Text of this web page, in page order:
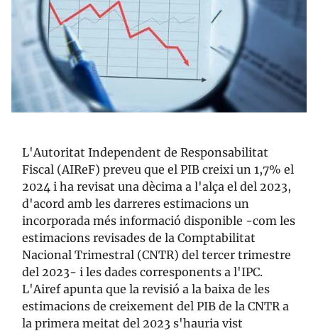
L'Autoritat Independent de Responsabilitat
Fiscal (AIReF) preveu que el PIB creixi un 1,7% el
2024 i ha revisat una dècima a l'alça el del 2023,
d'acord amb les darreres estimacions un
incorporada més informació disponible -com les
estimacions revisades de la Comptabilitat
Nacional Trimestral (CNTR) del tercer trimestre
del 2023- i les dades corresponents a l'IPC.
L'Airef apunta que la revisió a la baixa de les
estimacions de creixement del PIB de la CNTR a
la primera meitat del 2023 s'hauria vist